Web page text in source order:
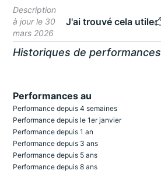
Description
à jour le 30
mars 2026
J'ai trouvé cela utile
Historiques de performances
Performances au
Performance depuis 4 semaines
Performance depuis le 1er janvier
Performance depuis 1 an
Performance depuis 3 ans
Performance depuis 5 ans
Performance depuis 8 ans